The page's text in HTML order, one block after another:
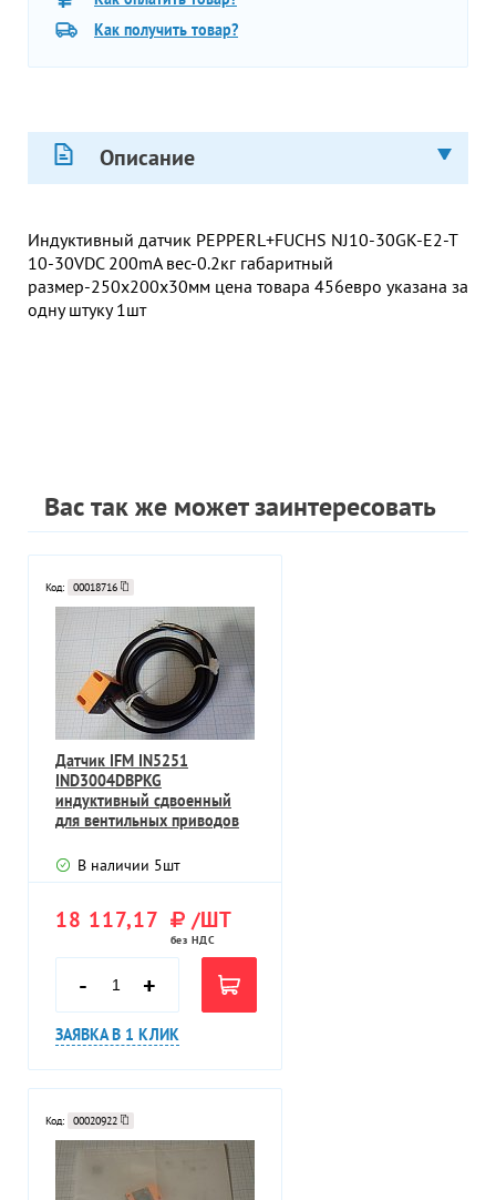
Как получить товар?
Описание
Индуктивный датчик PEPPERL+FUCHS NJ10-30GK-E2-T
10-30VDC 200mA вес-0.2кг габаритный
размер-250х200х30мм цена товара 456евро указана за
одну штуку 1шт
Вас так же может заинтересовать
Код: 00018716
Датчик IFM IN5251
IND3004DBPKG
индуктивный сдвоенный
для вентильных приводов
В наличии 5шт
18 117,17 /ШТ
без НДС
- +
ЗАЯВКА В 1 КЛИК
Код: 00020922